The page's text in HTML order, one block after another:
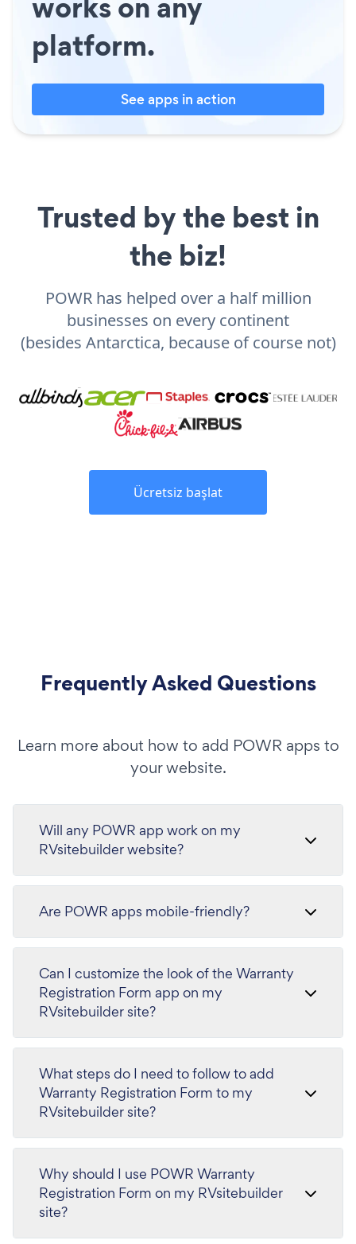
platform.
See apps in action
Trusted by the best in
the biz!
POWR has helped over a half million
businesses on every continent
(besides Antarctica, because of course not)
Ücretsiz başlat
Frequently Asked Questions
Learn more about how to add POWR apps to
your website.
Will any POWR app work on my
RVsitebuilder website?
Are POWR apps mobile-friendly?
Can I customize the look of the Warranty
Registration Form app on my
RVsitebuilder site?
What steps do I need to follow to add
Warranty Registration Form to my
RVsitebuilder site?
Why should I use POWR Warranty
Registration Form on my RVsitebuilder
site?